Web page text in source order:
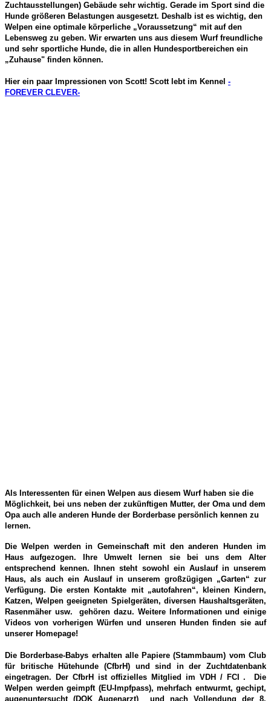
Zuchtausstellungen) Gebäude sehr wichtig. Gerade im Sport sind die
Hunde größeren Belastungen ausgesetzt. Deshalb ist es wichtig, den
Welpen eine optimale körperliche „Voraussetzung“ mit auf den
Lebensweg zu geben. Wir erwarten uns aus diesem Wurf freundliche
und sehr sportliche Hunde, die in allen Hundesportbereichen ein
„Zuhause" finden können.
Hier ein paar Impressionen von Scott! Scott lebt im Kennel -
FOREVER CLEVER-
Als Interessenten für einen Welpen aus diesem Wurf haben sie die
Möglichkeit, bei uns neben der zukünftigen Mutter, der Oma und dem
Opa auch alle anderen Hunde der Borderbase persönlich kennen zu
lernen.
Die Welpen werden in Gemeinschaft mit den anderen Hunden im
Haus aufgezogen. Ihre Umwelt lernen sie bei uns dem Alter
entsprechend kennen. Ihnen steht sowohl ein Auslauf in unserem
Haus, als auch ein Auslauf in unserem großzügigen „Garten“ zur
Verfügung. Die ersten Kontakte mit „autofahren“, kleinen Kindern,
Katzen, Welpen geeigneten Spielgeräten, diversen Haushaltsgeräten,
Rasenmäher usw. gehören dazu. Weitere Informationen und einige
Videos von vorherigen Würfen und unseren Hunden finden sie auf
unserer Homepage!
Die Borderbase-Babys erhalten alle Papiere (Stammbaum) vom Club
für britische Hütehunde (CfbrH) und sind in der Zuchtdatenbank
eingetragen. Der CfbrH ist offizielles Mitglied im VDH / FCI . Die
Welpen werden geimpft (EU-Impfpass), mehrfach entwurmt, gechipt,
augenuntersucht (DOK Augenarzt) und nach Vollendung der 8.